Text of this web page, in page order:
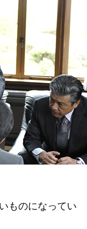
ものになってい